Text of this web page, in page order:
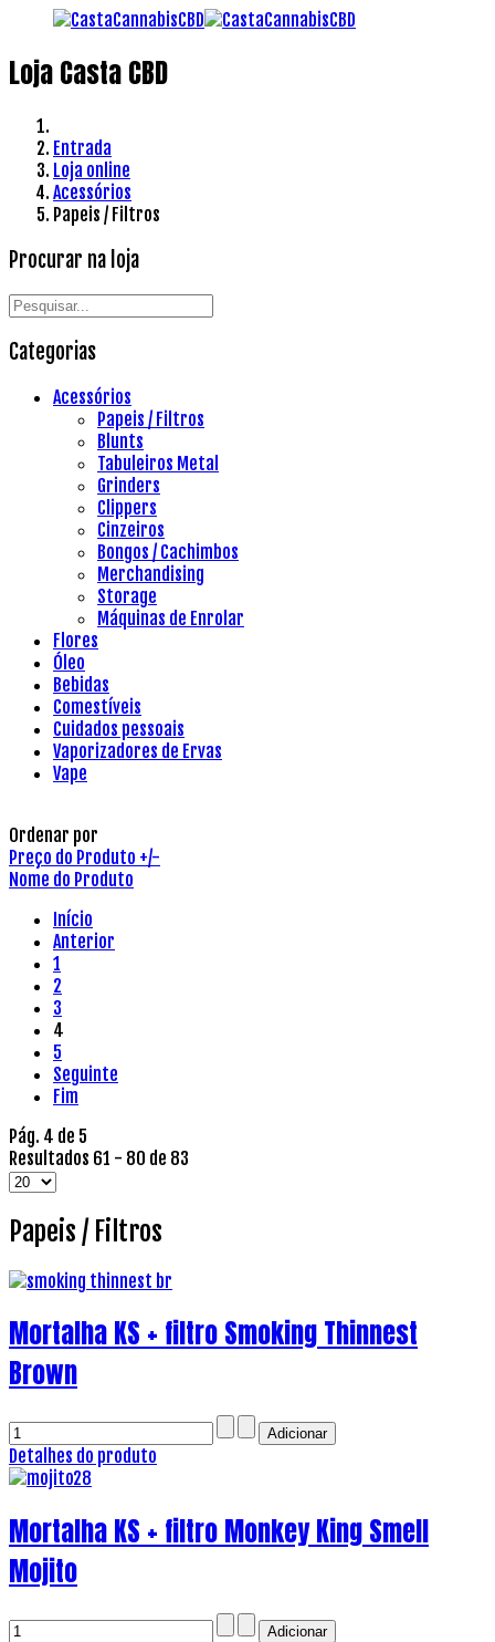
Loja Casta CBD
Entrada
Loja online
Acessórios
Papeis / Filtros
Procurar na loja
Categorias
Acessórios
Papeis / Filtros
Blunts
Tabuleiros Metal
Grinders
Clippers
Cinzeiros
Bongos / Cachimbos
Merchandising
Storage
Máquinas de Enrolar
Flores
Óleo
Bebidas
Comestíveis
Cuidados pessoais
Vaporizadores de Ervas
Vape
Ordenar por
Preço do Produto +/-
Nome do Produto
Início
Anterior
1
2
3
4
5
Seguinte
Fim
Pág. 4 de 5
Resultados 61 - 80 de 83
Papeis / Filtros
Mortalha KS + filtro Smoking Thinnest
Brown
Detalhes do produto
Mortalha KS + filtro Monkey King Smell
Mojito